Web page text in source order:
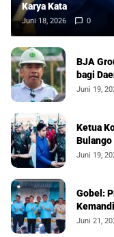
Karya Kata
Juni 18, 2026 0
BJA
bagi
Juni 19,
Ketua
Juni 19,
Gobel:
Juni 21,